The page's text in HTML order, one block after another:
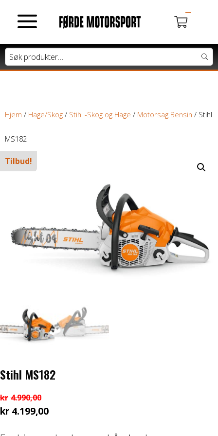
MOTORSYKLER
Lett motorsykkel
Moped / Scooter
Cross / Junior
Honda ATV
Kawasaki ATV/UTV
BÅT OG BÅTMOTOR
TILHENGERE
Hjem / Hage/Skog / Stihl -Skog og Hage / Motorsag Bensin / Stihl
MS182
Tilbud!
Stihl MS182
kr 4.990,00
Opprinnelig
kr 4.199,00